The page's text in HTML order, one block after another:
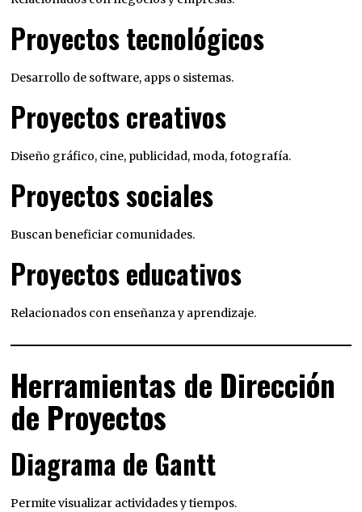
Proyectos tecnológicos
Desarrollo de software, apps o sistemas.
Proyectos creativos
Diseño gráfico, cine, publicidad, moda, fotografía.
Proyectos sociales
Buscan beneficiar comunidades.
Proyectos educativos
Relacionados con enseñanza y aprendizaje.
Herramientas de Dirección
de Proyectos
Diagrama de Gantt
Permite visualizar actividades y tiempos.